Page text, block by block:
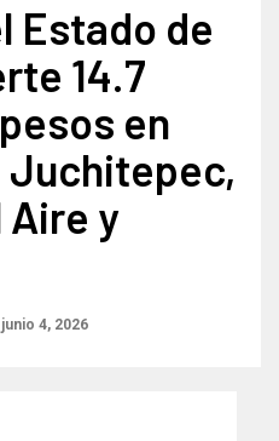
Estado de
14.7
en
Juchitepec,
Aire y
junio 4, 2026